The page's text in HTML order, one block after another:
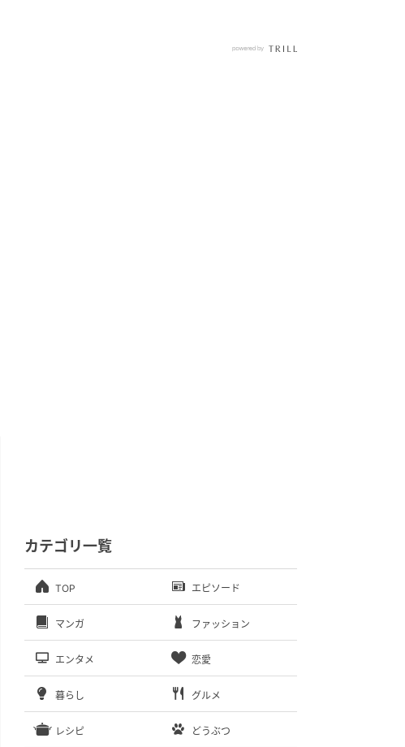
カテゴリ一覧
TOP エピソード
マンガ ファッション
エンタメ 恋愛
暮らし グルメ
レシピ どうぶつ